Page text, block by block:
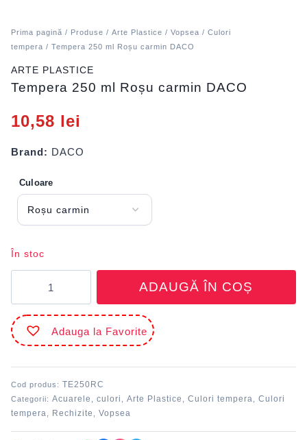
Prima pagină / Produse / Arte Plastice / Vopsea / Culori
tempera / Tempera 250 ml Roșu carmin DACO
ARTE PLASTICE
Tempera 250 ml Roșu carmin DACO
10,58 lei
Brand: DACO
Culoare
În stoc
Tempera
250
ml
Roșu
carmin
ADAUGĂ ÎN COȘ
Adauga la Favorite
Cod produs: TE250RC
Categorii: Acuarele, culori , Arte Plastice , Culori tempera, Culori
tempera, Rechizite , Vopsea